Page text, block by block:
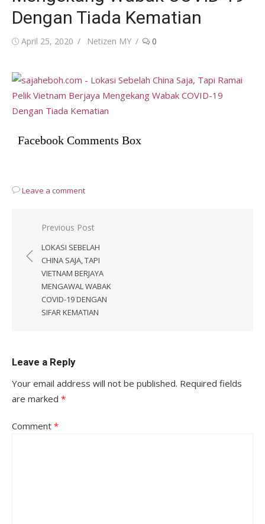
Dengan Tiada Kematian
Posted
April 25, 2020 Author
Netizen MY 0
Facebook Comments Box
Leave a comment
Post
navigation
Previous Post
LOKASI SEBELAH
CHINA SAJA, TAPI
VIETNAM BERJAYA
MENGAWAL WABAK
COVID-19 DENGAN
SIFAR KEMATIAN
Leave a Reply
Your email address will not be published. Required fields
are marked *
Comment *